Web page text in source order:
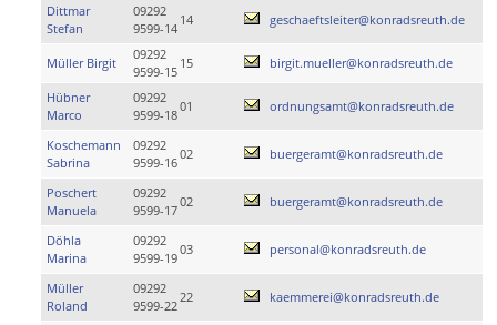
Dittmar
Stefan
09292
9599-14
14 geschaeftsleiter@konradsreuth.de
Müller Birgit
09292
9599-15
15 birgit.mueller@konradsreuth.de
Hübner
Marco
09292
9599-18
01 ordnungsamt@konradsreuth.de
Koschemann
Sabrina
09292
9599-16
02 buergeramt@konradsreuth.de
Poschert
Manuela
09292
9599-17
02 buergeramt@konradsreuth.de
Döhla
Marina
09292
9599-19
03 personal@konradsreuth.de
Müller
Roland
09292
9599-22
22 kaemmerei@konradsreuth.de